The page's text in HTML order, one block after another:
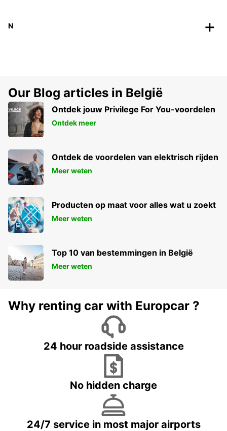
N
Our Blog articles in België
Ontdek jouw Privilege For You-voordelen
Ontdek meer
Ontdek de voordelen van elektrisch rijden
Meer weten
Producten op maat voor alles wat u zoekt
Meer weten
Top 10 van bestemmingen in België
Meer weten
Why renting car with Europcar ?
24 hour roadside assistance
No hidden charge
24/7 service in most major airports